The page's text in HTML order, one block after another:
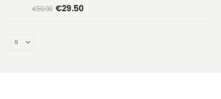
sur 5
€59.00 Le
€29.50Le